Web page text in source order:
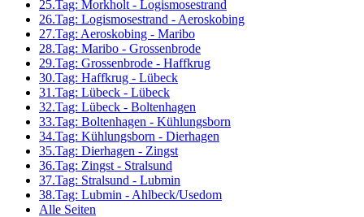
25.Tag: Morkholt - Logismosestrand
26.Tag: Logismosestrand - Aeroskobing
27.Tag: Aeroskobing - Maribo
28.Tag: Maribo - Grossenbrode
29.Tag: Grossenbrode - Haffkrug
30.Tag: Haffkrug - Lübeck
31.Tag: Lübeck - Lübeck
32.Tag: Lübeck - Boltenhagen
33.Tag: Boltenhagen - Kühlungsborn
34.Tag: Kühlungsborn - Dierhagen
35.Tag: Dierhagen - Zingst
36.Tag: Zingst - Stralsund
37.Tag: Stralsund - Lubmin
38.Tag: Lubmin - Ahlbeck/Usedom
Alle Seiten